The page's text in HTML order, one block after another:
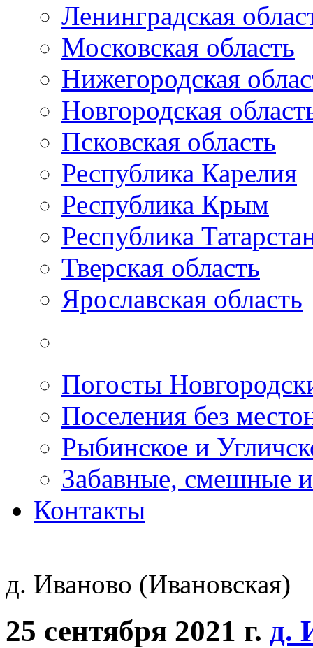
Ленинградская
Московская область
Нижегородская
Новгородская
Псковская область
Республика Карелия
Республика Крым
Республика
Тверская область
Ярославская область
Погосты
Поселения без
Рыбинское и
Забавные, смешные
Контакты
д. Иваново (Ивановская)
25 сентября 2021 г. д.